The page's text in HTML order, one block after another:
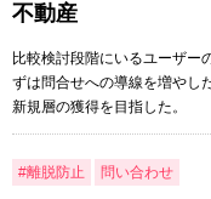
不動産
比較検討段階にいるユーザー
ずは問合せへの導線を増やし
新規層の獲得を目指した。
#離脱防止 問い合わせ